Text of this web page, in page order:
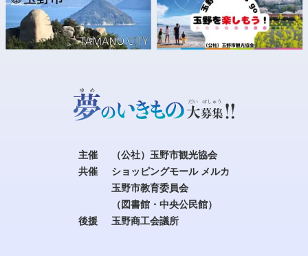
主催
（公社）玉野市観光協会
共催
ショッピングモール メルカ
玉野市教育委員会
（図書館・中央公民館）
後援
玉野商工会議所